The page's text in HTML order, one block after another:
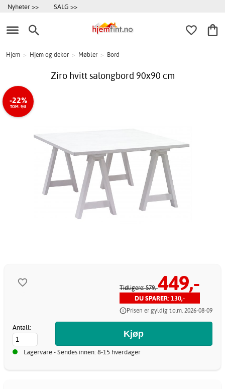
Nyheter >> SALG >>
Hjem > Hjem og dekor > Møbler > Bord
Ziro hvitt salongbord 90x90 cm
-22%
TOM. 9/8
Tidligere: 579,-449,-
DU SPARER: 130,-
Prisen er gyldig t.o.m. 2026-08-09
Antall:
Lagervare - Sendes innen: 8-15 hverdager